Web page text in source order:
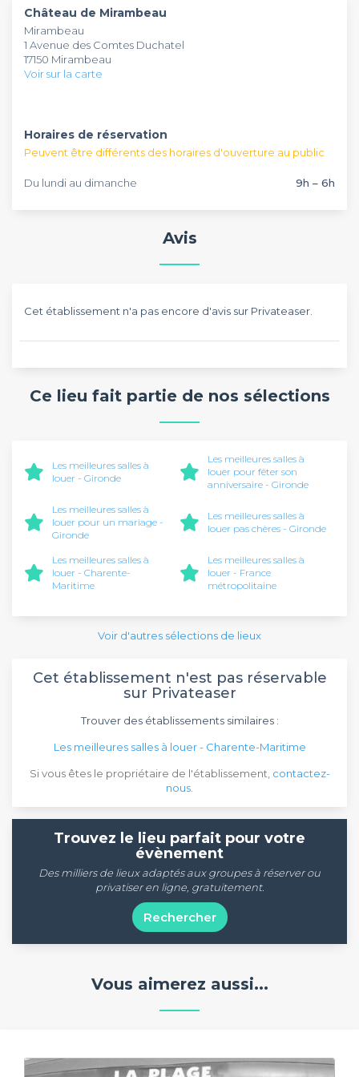
dont la piscine reflète les murs. Le parc gigantesque à la
pelouse parfaitement entretenue peut faire l'objet de feu
d'artifice, de décollage de montgolfière ou encore de
cocktail pendant les beaux jours d'été. Les salles qui
abriteront vos cocktails et réceptions sont toutes
Château de Mirambeaunous fait retourner dans le passée,
au temps des princes et des princesses, comme un rêve
d'enfant qu'on peut enfin accomplir en tout sérénité.
Château de Mirambeau
Mirambeau
1 Avenue des Comtes Duchatel
17150 Mirambeau
Voir sur la carte
Horaires de réservation
Peuvent être différents des horaires d'ouverture au public
Du lundi au dimanche 9h – 6h
Avis
Cet établissement n'a pas encore d'avis sur Privateaser.
Ce lieu fait partie de nos sélections
Les meilleures salles à
louer - Gironde
Les meilleures salles à
louer pour fêter son
anniversaire - Gironde
Les meilleures salles à
louer pour un mariage -
Gironde
Les meilleures salles à
louer pas chères - Gironde
Les meilleures salles à
louer - Charente-
Maritime
Les meilleures salles à
louer - France
métropolitaine
Voir d'autres sélections de lieux
Cet établissement n'est pas réservable
sur Privateaser
Trouver des établissements similaires :
Les meilleures salles à louer - Charente-Maritime
Si vous êtes le propriétaire de l'établissement, contactez-
nous
Trouvez le lieu parfait pour votre
évènement
Des milliers de lieux adaptés aux groupes à réserver ou
privatiser en ligne, gratuitement.
Rechercher
Vous aimerez aussi...